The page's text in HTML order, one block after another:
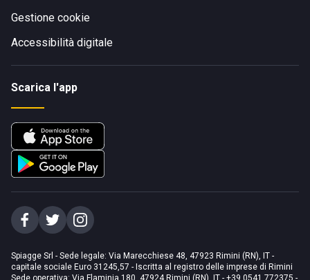
Gestione cookie
Accessibilità digitale
Scarica l'app
Spiagge Srl - Sede legale: Via Marecchiese 48, 47923 Rimini (RN), IT -
capitale sociale Euro 31245,57 - Iscritta al registro delle imprese di Rimini
Sede operativa: Via Flaminia 180, 47924 Rimini (RN), IT - +39 0541 772375 -